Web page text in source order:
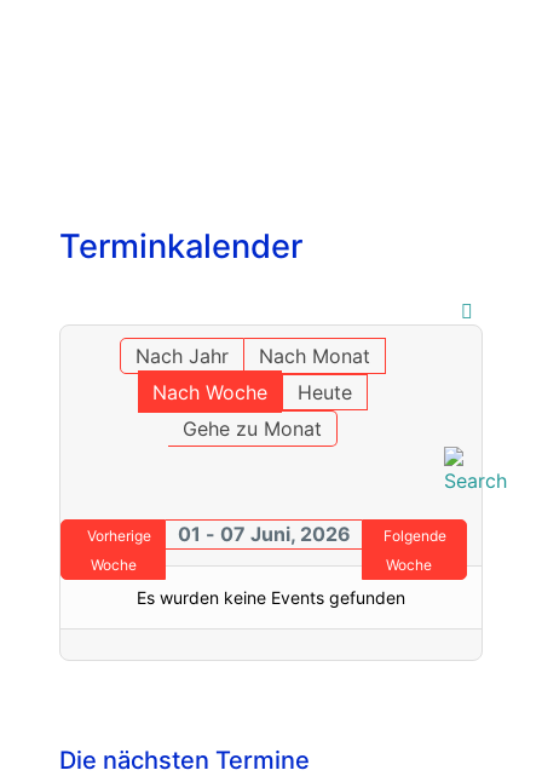
Terminkalender
Nach Jahr
Nach Monat
Nach Woche
Heute
Gehe zu Monat
Vorherige
Woche
01 - 07 Juni, 2026
Folgende
Woche
Es wurden keine Events gefunden
Die nächsten Termine